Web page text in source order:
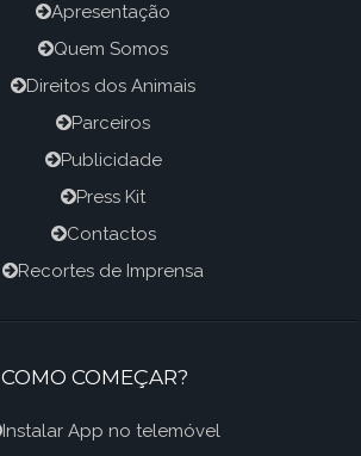
Apresentação
Quem Somos
Direitos dos Animais
Parceiros
Publicidade
Press Kit
Contactos
Recortes de Imprensa
COMO COMEÇAR?
Instalar App no telemóvel